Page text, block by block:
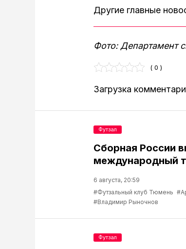
Другие главные
Фото: Департамент
( 0 )
Загрузка
Сборная России
международный
6 августа, 20:59
#Футзальный клуб Тюмень
#Владимир Рыночнов
Футзал
Футзал